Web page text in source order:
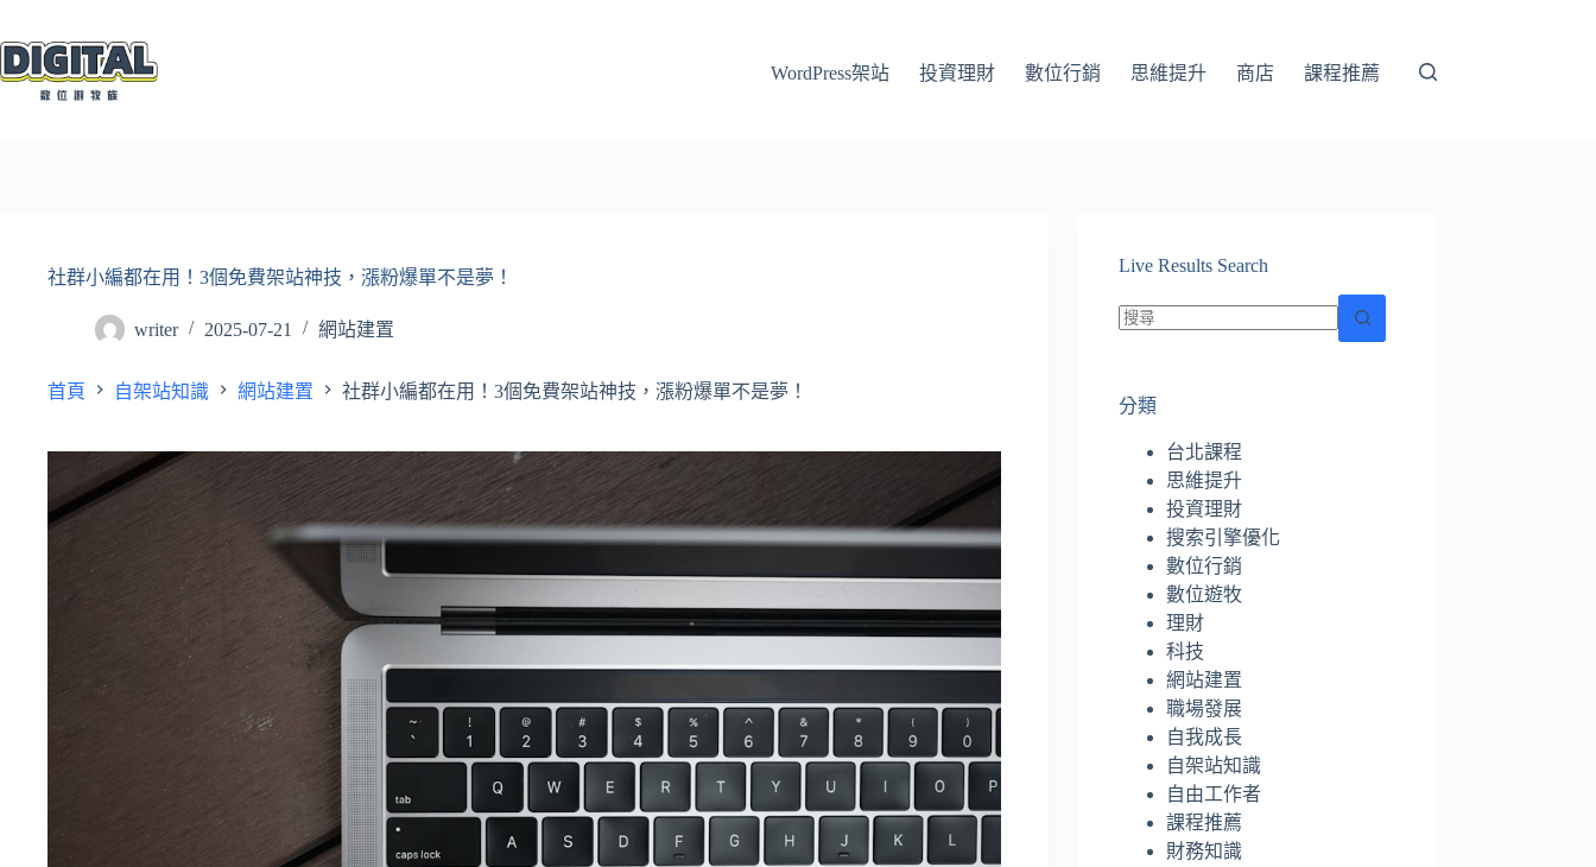
至
主
WordPress架站 投資理財 數位行銷 思維提升 商店 課程推薦
社群小編都在用！3個免費架站神技，漲粉爆單不是夢！
writer 2025-07-21 網站建置
首頁 自架站知識 網站建置 社群小編都在用！3個免費架站神技，漲粉爆單不是夢！
Live Results Search
到
分類
台北課程
思維提升
投資理財
搜索引擎優化
數位行銷
數位遊牧
理財
科技
網站建置
職場發展
自我成長
自架站知識
自由工作者
課程推薦
財務知識